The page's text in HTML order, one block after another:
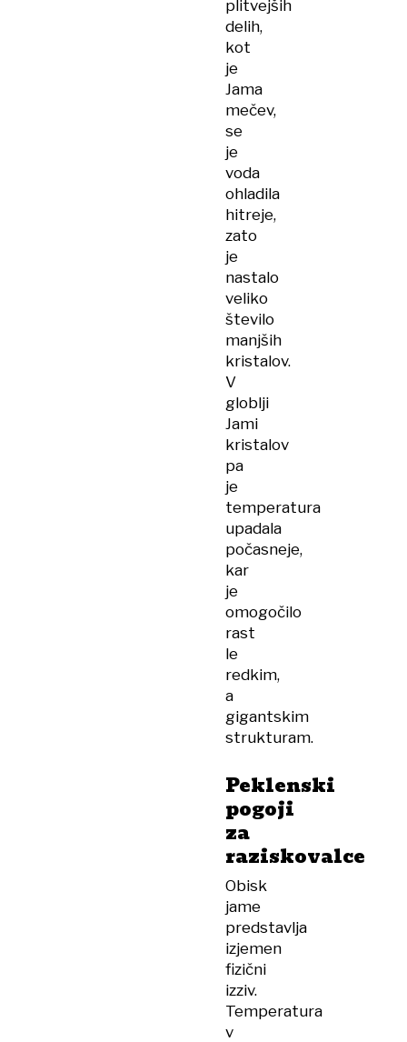
plitvejših
delih,
kot
je
Jama
mečev,
se
je
voda
ohladila
hitreje,
zato
je
nastalo
veliko
število
manjših
kristalov.
V
globlji
Jami
kristalov
pa
je
temperatura
upadala
počasneje,
kar
je
omogočilo
rast
le
redkim,
a
gigantskim
strukturam.
Peklenski
pogoji
za
raziskovalce
Obisk
jame
predstavlja
izjemen
fizični
izziv.
Temperatura
v